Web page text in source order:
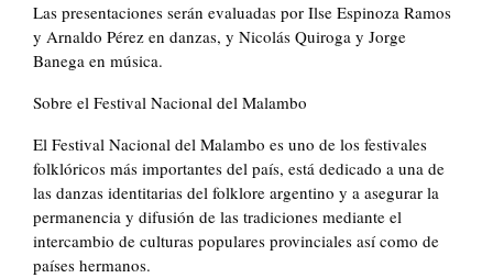
Las presentaciones serán evaluadas por Ilse Espinoza Ramos
y Arnaldo Pérez en danzas, y Nicolás Quiroga y Jorge
Banega en música.
Sobre el Festival Nacional del Malambo
El Festival Nacional del Malambo es uno de los festivales
folklóricos más importantes del país, está dedicado a una de
las danzas identitarias del folklore argentino y a asegurar la
permanencia y difusión de las tradiciones mediante el
intercambio de culturas populares provinciales así como de
países hermanos.